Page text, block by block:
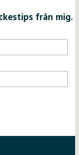
från mig.